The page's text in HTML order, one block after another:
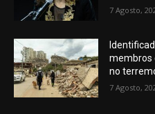
7 Agosto,
membros
no
7 Agosto,